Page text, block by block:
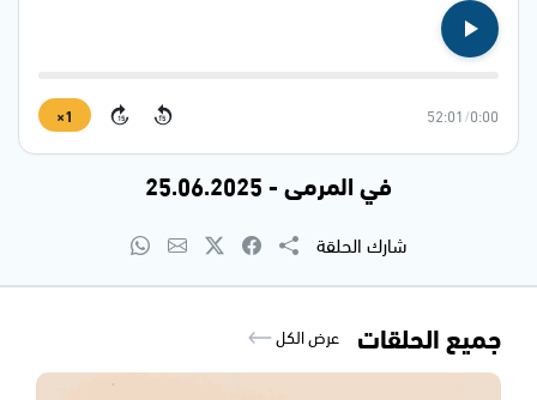
0:00
/
52:01
15
15
1×
في المرمى - 25.06.2025
شارك الحلقة
جميع الحلقات عرض الكل